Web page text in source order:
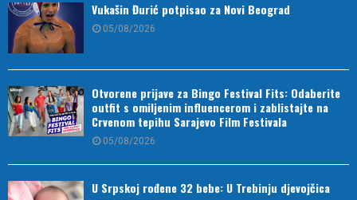
Vukašin Đurić potpisao za Novi Beograd
05/08/2026
Otvorene prijave za Bingo Festival Fits: Odaberite
outfit s omiljenim influencerom i zablistajte na
Crvenom tepihu Sarajevo Film Festivala
05/08/2026
U Srpskoj rođene 32 bebe: U Trebinju djevojčica